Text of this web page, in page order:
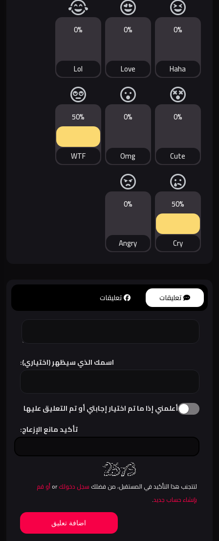
0%
Haha
0%
Love
0%
Lol
0%
Cute
0%
Omg
50%
WTF
50%
Cry
0%
Angry
تعليقات تعليقات
اسمك الذي سيظهر (اختياري):
أعلمني إذا ما تم اختيار إجابتي أو تم التعليق عليها
تأكيد مانع الإزعاج:
لتتجنب هذا التأكيد في المستقبل، من فضلك سجل دخولكor
أو قم
بإنشاء حساب جديد.
اضافة تعليق